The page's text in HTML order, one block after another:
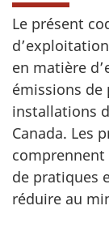
Le présent
en matière
émissions de
installations
Canada. Les
de pratiques
réduire au